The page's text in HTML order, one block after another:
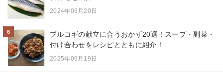
2024年03月20日
6
プルコギの献立に合うおかず20選！スープ・副菜・
付け合わせをレシピとともに紹介！
2025年09月19日